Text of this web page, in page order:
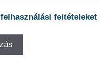
felhasználási feltételeket